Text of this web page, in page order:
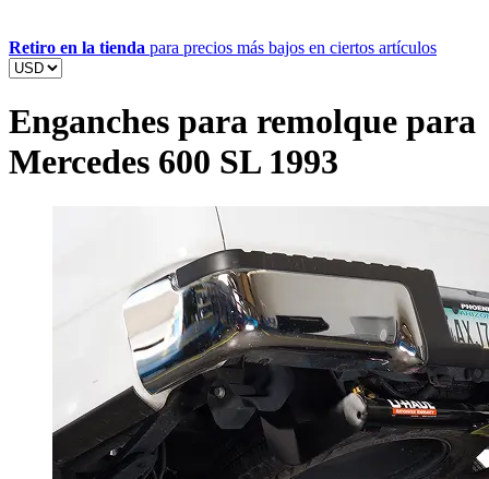
Retiro en la tienda para precios más bajos en ciertos artículos
Enganches para remolque para
Mercedes 600 SL 1993